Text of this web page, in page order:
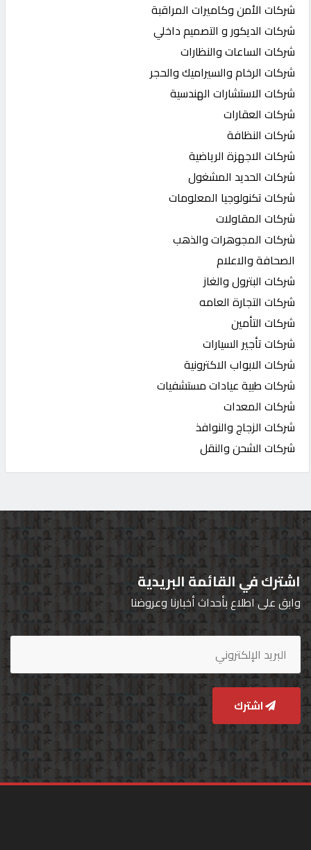
شركات الأمن وكاميرات المراقبة
شركات الديكور و التصميم داخلي
شركات الساعات والنظارات
شركات الرخام والسيراميك والحجر
شركات الاستشارات الهندسية
شركات العقارات
شركات النظافة
شركات الاجهزة الرياضية
شركات الحديد المشغول
شركات تكنولوجيا المعلومات
شركات المقاولات
شركات المجوهرات والذهب
الصحافة والاعلام
شركات البترول والغاز
شركات التجارة العامه
شركات التأمين
شركات تأجير السيارات
شركات الابواب الاكترونية
شركات طبية عيادات مستشفيات
شركات المعدات
شركات الزجاج والنوافذ
شركات الشحن والنقل
اشترك في القائمة البريدية
وابق على اطلاع بأحداث أخبارنا وعروضنا
اشترك